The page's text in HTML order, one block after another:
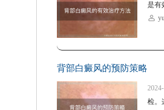
是有
背部白癜风的预防策略
检。